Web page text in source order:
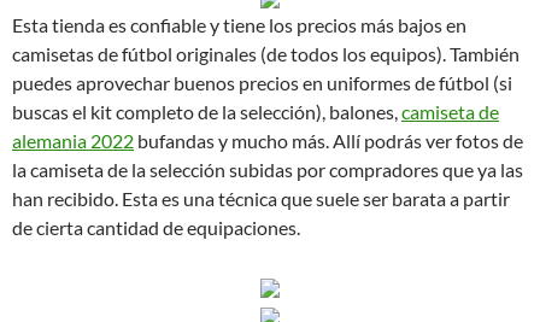
Esta tienda es confiable y tiene los precios más bajos en
camisetas de fútbol originales (de todos los equipos). También
puedes aprovechar buenos precios en uniformes de fútbol (si
buscas el kit completo de la selección), balones,camiseta de
alemania 2022 bufandas y mucho más. Allí podrás ver fotos de
la camiseta de la selección subidas por compradores que ya las
han recibido. Esta es una técnica que suele ser barata a partir
de cierta cantidad de equipaciones.